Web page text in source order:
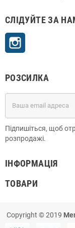
СЛІДУЙТЕ ЗА
РОЗСИЛКА
Підпишіться, щоб
розпродажі.
ІНФОРМАЦІЯ
ТОВАРИ
Copyright © 2019